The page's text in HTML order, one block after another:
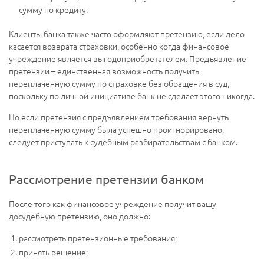
сумму по кредиту.
Клиенты банка также часто оформляют претензию, если дело
касается возврата страховки, особенно когда финансовое
учреждение является выгодоприобретателем. Предъявление
претензии – единственная возможность получить
переплаченную сумму по страховке без обращения в суд,
поскольку по личной инициативе банк не сделает этого никогда.
Но если претензия с предъявлением требования вернуть
переплаченную сумму была успешно проигнорировано,
следует приступать к судебным разбирательствам с банком.
Рассмотрение претензии банком
После того как финансовое учреждение получит вашу
досудебную претензию, оно должно:
рассмотреть претензионные требования;
принять решение;